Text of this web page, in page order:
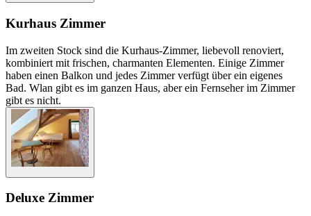
Kurhaus Zimmer
Im zweiten Stock sind die Kurhaus-Zimmer, liebevoll renoviert,
kombiniert mit frischen, charmanten Elementen. Einige Zimmer
haben einen Balkon und jedes Zimmer verfügt über ein eigenes
Bad. Wlan gibt es im ganzen Haus, aber ein Fernseher im Zimmer
gibt es nicht.
Deluxe Zimmer